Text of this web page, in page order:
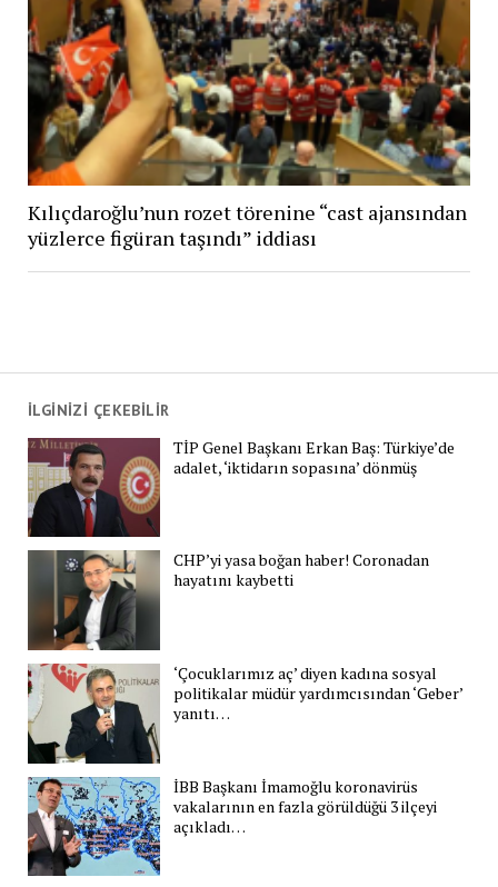
İLGİNİZİ ÇEKEBİLİR
TİP Genel Başkanı Erkan Baş: Türkiye’de
adalet, ‘iktidarın sopasına’ dönmüş
CHP’yi yasa boğan haber! Coronadan
hayatını kaybetti
‘Çocuklarımız aç’ diyen kadına sosyal
politikalar müdür yardımcısından ‘Geber’
yanıtı…
İBB Başkanı İmamoğlu koronavirüs
vakalarının en fazla görüldüğü 3 ilçeyi
açıkladı…
Kılıçdaroğlu’nun rozet törenine “cast ajansından
yüzlerce figüran taşındı” iddiası